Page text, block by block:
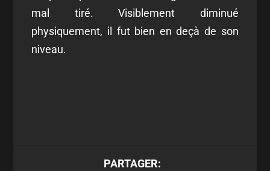
mal tiré. Visiblement diminué
physiquement, il fut bien en deçà de son
niveau.
PARTAGER: